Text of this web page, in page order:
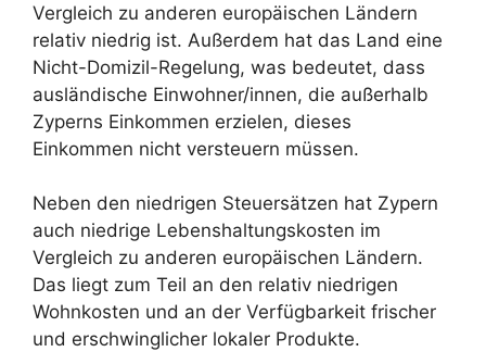
Vergleich zu anderen europäischen Ländern
relativ niedrig ist. Außerdem hat das Land eine
Nicht-Domizil-Regelung, was bedeutet, dass
ausländische Einwohner/innen, die außerhalb
Zyperns Einkommen erzielen, dieses
Einkommen nicht versteuern müssen.
Neben den niedrigen Steuersätzen hat Zypern
auch niedrige Lebenshaltungskosten im
Vergleich zu anderen europäischen Ländern.
Das liegt zum Teil an den relativ niedrigen
Wohnkosten und an der Verfügbarkeit frischer
und erschwinglicher lokaler Produkte.